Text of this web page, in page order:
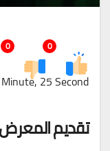
0
0
25 Second
تقديم